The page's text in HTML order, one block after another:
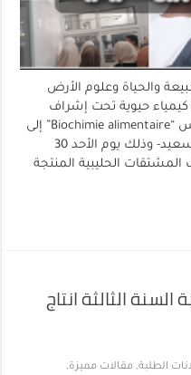
والحياة وعلوم الأرض
كيمياء حيوية تحت إشراف
الأستاذة قبيلي الزهرة في إطار مقياس “Biochimie alimentaire” إلى
وحدة الإنتاج – ملبنة علواني صافي السعيد- وذلك يوم الأحد 30
الحليبية المنتجة
الثالثة انتاج
الطلبة, مقالات مميزة,